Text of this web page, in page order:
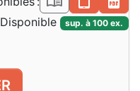
Disponible sup. à 100 ex.